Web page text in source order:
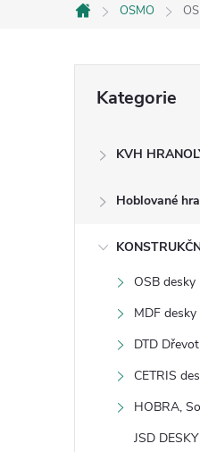
Domů
OSMO
kategorie
Kategorie
KVH
Hoblované
OSB desky
MDF desky
DTD
CETRIS
HOBRA,
JSD DESKY